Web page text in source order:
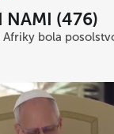
NAMI (476)
Afriky bola